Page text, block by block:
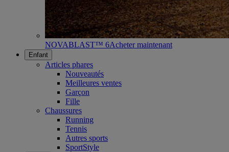
NOVABLAST™ 6Acheter maintenant
Enfant
Articles phares
Nouveautés
Meilleures ventes
Garçon
Fille
Chaussures
Running
Tennis
Autres sports
SportStyle